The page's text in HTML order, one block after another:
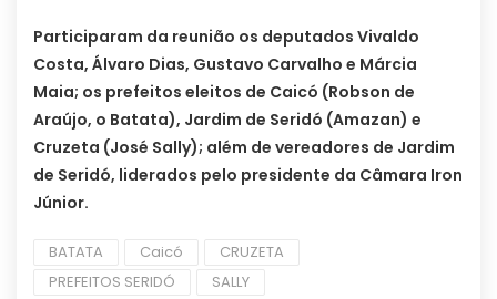
Participaram da reunião os deputados Vivaldo
Costa, Álvaro Dias, Gustavo Carvalho e Márcia
Maia; os prefeitos eleitos de Caicó (Robson de
Araújo, o Batata), Jardim de Seridó (Amazan) e
Cruzeta (José Sally); além de vereadores de Jardim
de Seridó, liderados pelo presidente da Câmara Iron
Júnior.
BATATA Caicó
CRUZETA
PREFEITOS SERIDÓ
SALLY